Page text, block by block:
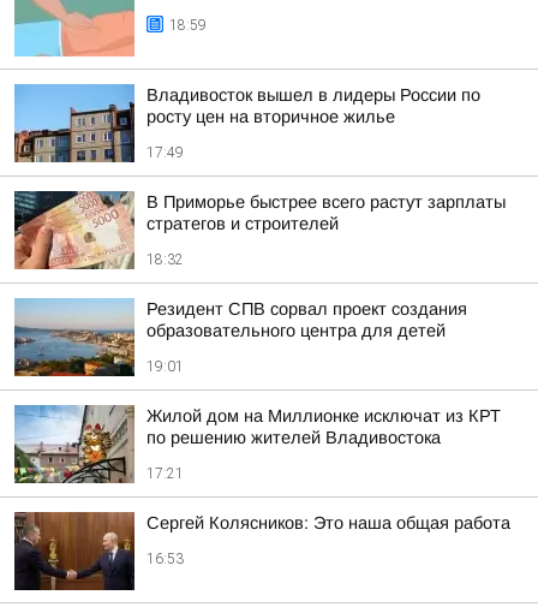
18:59
Владивосток вышел в лидеры России по
росту цен на вторичное жилье
17:49
В Приморье быстрее всего растут зарплаты
стратегов и строителей
18:32
Резидент СПВ сорвал проект создания
образовательного центра для детей
19:01
Жилой дом на Миллионке исключат из КРТ
по решению жителей Владивостока
17:21
Сергей Колясников: Это наша общая работа
16:53